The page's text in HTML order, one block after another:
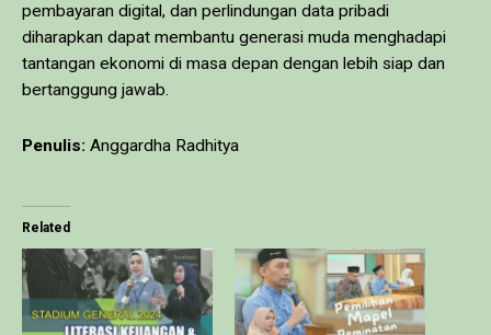
pembayaran digital, dan perlindungan data pribadi
diharapkan dapat membantu generasi muda menghadapi
tantangan ekonomi di masa depan dengan lebih siap dan
bertanggung jawab.
Penulis: Anggardha Radhitya
Related